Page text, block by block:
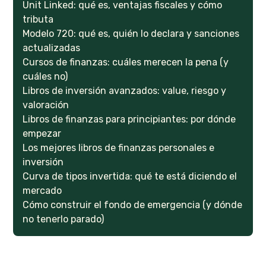
Unit Linked: qué es, ventajas fiscales y cómo
tributa
Modelo 720: qué es, quién lo declara y sanciones
actualizadas
Cursos de finanzas: cuáles merecen la pena (y
cuáles no)
Libros de inversión avanzados: value, riesgo y
valoración
Libros de finanzas para principiantes: por dónde
empezar
Los mejores libros de finanzas personales e
inversión
Curva de tipos invertida: qué te está diciendo el
mercado
Cómo construir el fondo de emergencia (y dónde
no tenerlo parado)